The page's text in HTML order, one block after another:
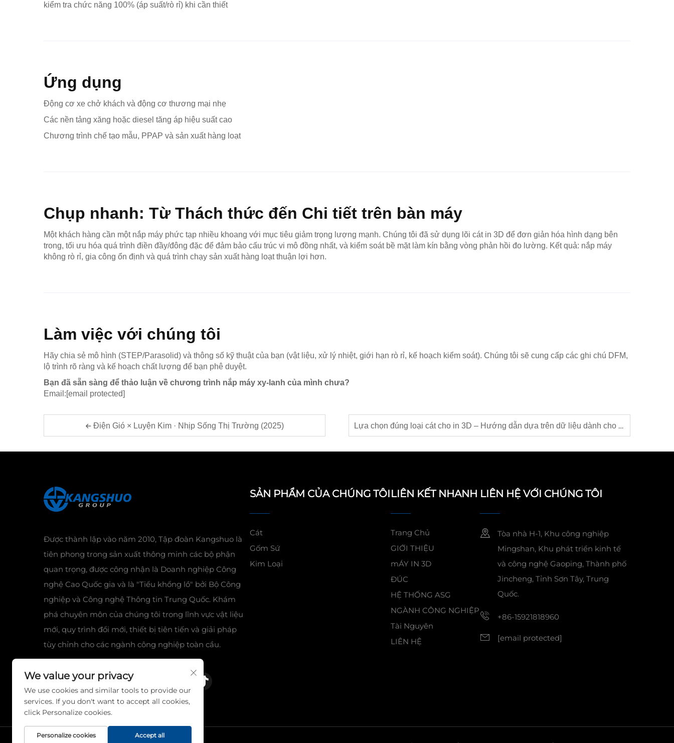
kiểm tra chức năng 100% (áp suất/rò rỉ) khi cần thiết
Ứng dụng
Động cơ xe chở khách và động cơ thương mại nhẹ
Các nền tảng xăng hoặc diesel tăng áp hiệu suất cao
Chương trình chế tạo mẫu, PPAP và sản xuất hàng loạt
Chụp nhanh: Từ Thách thức đến Chi tiết trên bàn máy
Một khách hàng cần một nắp máy phức tạp nhiều khoang với mục tiêu giảm trọng lượng mạnh. Chúng tôi đã sử dụng lõi cát in 3D để đơn giản hóa hình dạng bên
trong, tối ưu hóa quá trình điền đầy/đông đặc để đảm bảo cấu trúc vi mô đồng nhất, và kiểm soát bề mặt làm kín bằng vòng phản hồi đo lường. Kết quả: nắp máy
không rò rỉ, gia công ổn định và quá trình chạy sản xuất hàng loạt thuận lợi hơn.
Làm việc với chúng tôi
Hãy chia sẻ mô hình (STEP/Parasolid) và thông số kỹ thuật của bạn (vật liệu, xử lý nhiệt, giới hạn rò rỉ, kế hoạch kiểm soát). Chúng tôi sẽ cung cấp các ghi chú DFM,
lộ trình rõ ràng và kế hoạch chất lượng để bạn phê duyệt.
Bạn đã sẵn sàng để thảo luận về chương trình nắp máy xy-lanh của mình chưa?
Email:[email protected]
Điện Gió × Luyện Kim · Nhịp Sống Thị Trường (2025) Lựa chọn đúng loại cát cho in 3D – Hướng dẫn dựa trên dữ liệu dành cho các ứng dụng đa dạng
Được thành lập vào năm 2010, Tập đoàn Kangshuo là
tiên phong trong sản xuất thông minh các bộ phận
quan trọng, được công nhận là Doanh nghiệp Công
nghệ Cao Quốc gia và là "Tiểu khổng lồ" bởi Bộ Công
nghiệp và Công nghệ Thông tin Trung Quốc. Khám
phá chuyên môn của chúng tôi trong lĩnh vực vật liệu
mới, quy trình đổi mới, thiết bị tiên tiến và giải pháp
tùy chỉnh cho các ngành công nghiệp toàn cầu.
SẢN PHẨM CỦA CHÚNG TÔI
Cát
Gốm Sứ
Kim Loại
LIÊN KẾT NHANH
Trang Chủ
GIỚI THIỆU
mÁY IN 3D
ĐÚC
HỆ THỐNG ASG
NGÀNH CÔNG NGHIỆP
Tài Nguyên
LIÊN HỆ
LIÊN HỆ VỚI CHÚNG TÔI
Tòa nhà H-1, Khu công nghiệp
Mingshan, Khu phát triển kinh tế
và công nghệ Gaoping, Thành phố
Jincheng, Tỉnh Sơn Tây, Trung
Quốc.
+86-15921818960
[email protected]
We value your privacy
We use cookies and similar tools to provide our
services. If you don't want to accept all cookies,
click Personalize cookies.
Personalize cookies Accept all